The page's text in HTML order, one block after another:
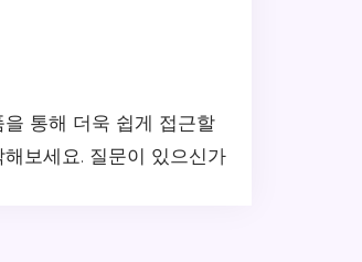
통해 더욱 쉽게 접근할
보세요. 질문이 있으신가